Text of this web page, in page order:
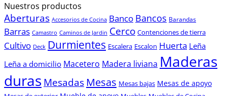
Nuestros productos
Aberturas Accesorios de Cocina Banco Bancos Barandas
Barras Camastro Caminos de Jardin Cerco Contenciones de tierra
Cultivo Deck Durmientes Escalera Escalon Huerta Leña
Leña a domicilio Macetero Madera liviana Maderas
duras Mesadas Mesas Mesas bajas Mesas de apoyo